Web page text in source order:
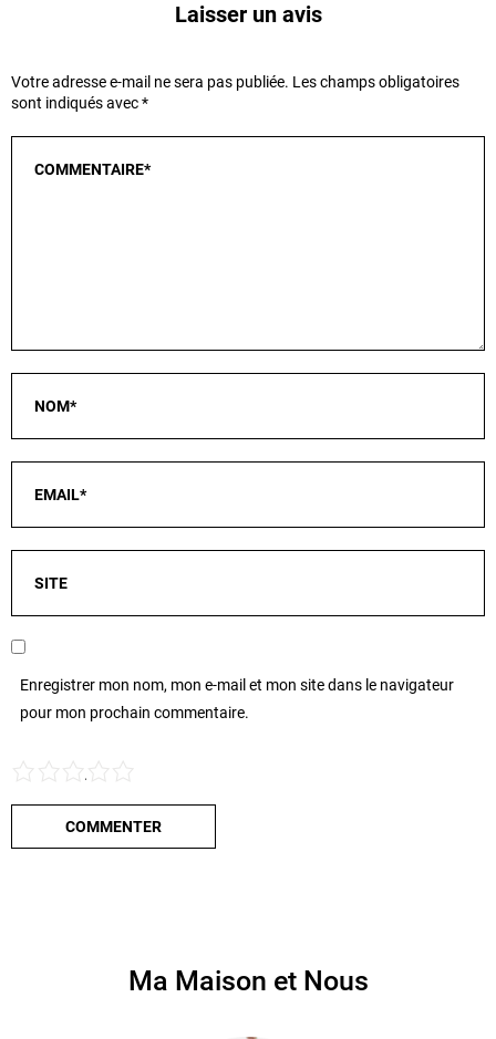
Laisser un avis
Votre adresse e-mail ne sera pas publiée. Les champs obligatoires
sont indiqués avec*
Enregistrer mon nom, mon e-mail et mon site dans le navigateur
pour mon prochain commentaire.
5
4
3
2
Ma Maison et Nous